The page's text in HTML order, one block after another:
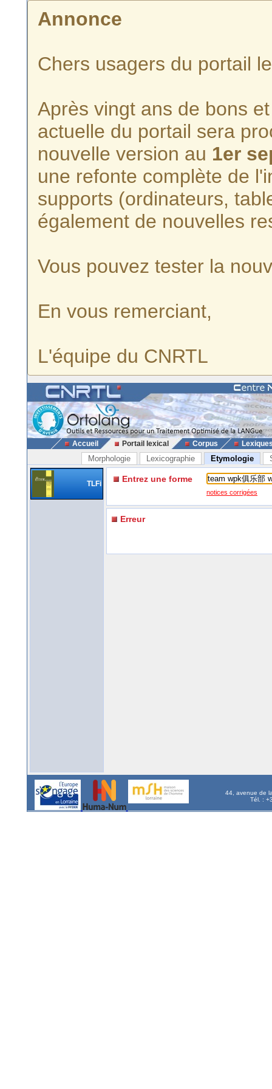
Annonce
Chers usagers du portail
Après vingt ans de bons
actuelle du portail sera
nouvelle version au 1er
une refonte complète de
supports (ordinateurs,
également de nouvelles
Vous pouvez tester la
En vous remerciant,
L'équipe du CNRTL
Accueil Portail lexical Corpus
Morphologie Lexicographie Etymologie
TLFi Entrez une forme
notices corrigées
Erreur
44, avenue de
Tél. :